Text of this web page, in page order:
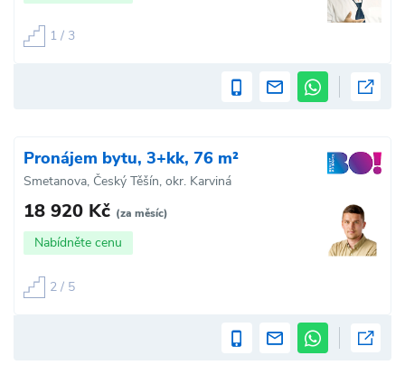
1 / 3
Pronájem bytu, 3+kk, 76 m²
Smetanova, Český Těšín, okr. Karviná
18 920 Kč (za měsíc)
Nabídněte cenu
2 / 5